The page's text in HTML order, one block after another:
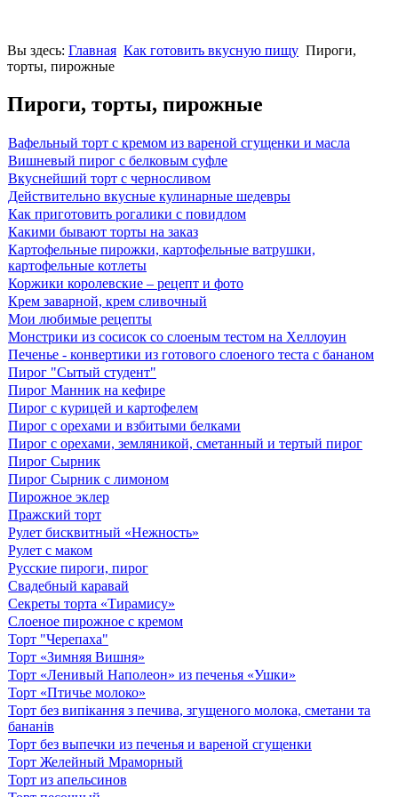
Вы здесь: Главная Как готовить вкусную пищу Пироги,
торты, пирожные
Пироги, торты, пирожные
Вафельный торт с кремом из вареной сгущенки и масла
Вишневый пирог с белковым суфле
Вкуснейший торт с черносливом
Действительно вкусные кулинарные шедевры
Как приготовить рогалики с повидлом
Какими бывают торты на заказ
Картофельные пирожки, картофельные ватрушки,
картофельные котлеты
Коржики королевские – рецепт и фото
Крем заварной, крем сливочный
Мои любимые рецепты
Монстрики из сосисок со слоеным тестом на Хеллоуин
Печенье - конвертики из готового слоеного теста с бананом
Пирог "Сытый студент"
Пирог Манник на кефире
Пирог с курицей и картофелем
Пирог с орехами и взбитыми белками
Пирог с орехами, земляникой, cметанный и тертый пирог
Пирог Сырник
Пирог Сырник с лимоном
Пирожное эклер
Пражский торт
Рулет бисквитный «Нежность»
Рулет с маком
Русские пироги, пирог
Свадебный каравай
Секреты торта «Тирамису»
Слоеное пирожное с кремом
Торт "Черепаха"
Торт «Зимняя Вишня»
Торт «Ленивый Наполеон» из печенья «Ушки»
Торт «Птичье молоко»
Торт без випікання з печива, згущеного молока, сметани та
бананів
Торт без выпечки из печенья и вареной сгущенки
Торт Желейный Мраморный
Торт из апельсинов